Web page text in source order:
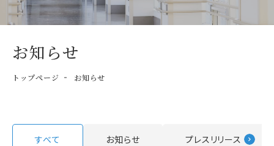
お知らせ
トップページ お知らせ
すべて お知らせ プレスリリース